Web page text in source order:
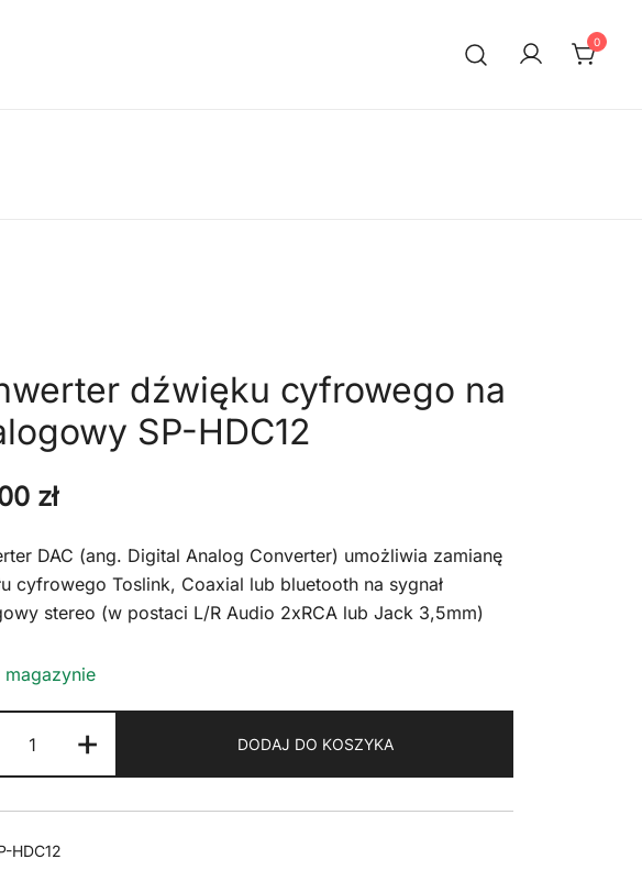
0
dźwięku cyfrowego na
SP-HDC12
zł
DAC (ang. Digital Analog Converter) umożliwia zamianę
cyfrowego Toslink, Coaxial lub bluetooth na sygnał
stereo (w postaci L/R Audio 2xRCA lub Jack 3,5mm)
Konwerter
dźwięku
cyfrowego
na
+ DODAJ DO KOSZYKA
HDC12